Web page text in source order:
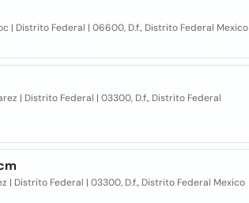
| Distrito Federal | 06600, D.f., Distrito Federal Mexico
| Distrito Federal | 03300, D.f., Distrito Federal
| Distrito Federal | 03300, D.f., Distrito Federal Mexico